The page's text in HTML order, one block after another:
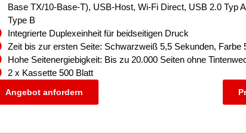
Base TX/10-Base-T), USB-Host, Wi-Fi Direct, USB 2.0 Typ
Type B
Integrierte Duplexeinheit für beidseitigen Druck
Zeit bis zur ersten Seite: Schwarzweiß 5,5 Sekunden, Farbe
Hohe Seitenergiebigkeit: Bis zu 20.000 Seiten ohne
2 x Kassette 500 Blatt
Angebot anfordern